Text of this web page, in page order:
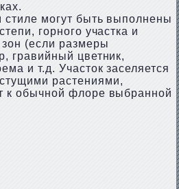
могут быть выполнены
горного участка и
(если размеры
гравийный цветник,
и т.д. Участок заселяется
растениями,
к обычной флоре выбранной